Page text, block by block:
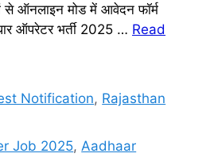
से ऑनलाइन मोड में आवेदन फॉर्म
ऑपरेटर भर्ती 2025 … Read
Notification, Rajasthan
Job 2025, Aadhaar